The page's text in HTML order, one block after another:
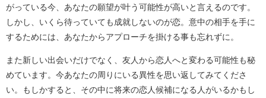
がっている今、あなたの願望が叶う可能性が高いと言えるのです。
しかし、いくら待っていても成就しないのが恋。意中の相手を手に
するためには、あなたからアプローチを掛ける事も忘れずに。
また新しい出会いだけでなく、友人から恋人へと変わる可能性も秘
めています。今あなたの周りにいる異性を思い返してみてくださ
い。もしかすると、その中に将来の恋人候補になる人がいるかもし